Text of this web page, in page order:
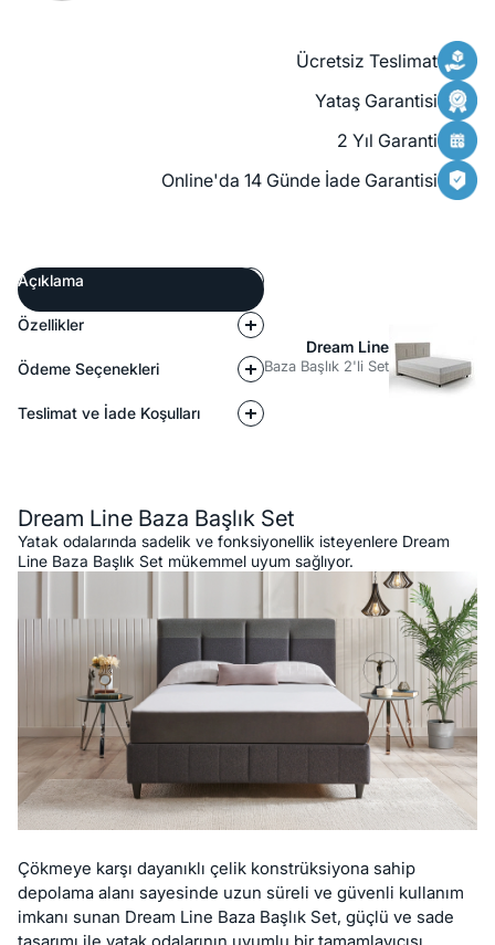
Ücretsiz Teslimat
Yataş Garantisi
2 Yıl Garanti
Online'da 14 Günde İade Garantisi
Açıklama
Özellikler
Ödeme Seçenekleri
Teslimat ve İade Koşulları
Dream Line
Baza Başlık 2'li Set
Dream Line Baza Başlık Set
Yatak odalarında sadelik ve fonksiyonellik isteyenlere Dream
Line Baza Başlık Set mükemmel uyum sağlıyor.
Çökmeye karşı dayanıklı çelik konstrüksiyona sahip
depolama alanı sayesinde uzun süreli ve güvenli kullanım
imkanı sunan Dream Line Baza Başlık Set, güçlü ve sade